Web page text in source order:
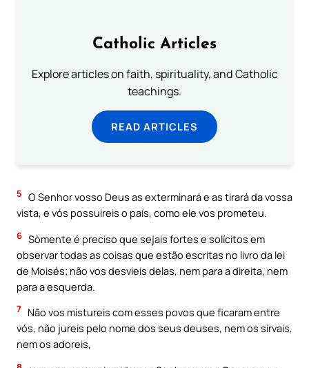
Catholic Articles
Explore articles on faith, spirituality, and Catholic
teachings.
READ ARTICLES
5 O Senhor vosso Deus as exterminará e as tirará da vossa
vista, e vós possuireis o país, como ele vos prometeu.
6 Sòmente é preciso que sejais fortes e solícitos em
observar todas as coisas que estão escritas no livro da lei
de Moisés; não vos desvieis delas, nem para a direita, nem
para a esquerda.
7 Não vos mistureis com esses povos que ficaram entre
vós, não jureis pelo nome dos seus deuses, nem os sirvais,
nem os adoreis,